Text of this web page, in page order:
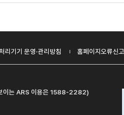
리기기 운영·관리방침 홈페이지오류신고
는 ARS 이용은 1588-2282)